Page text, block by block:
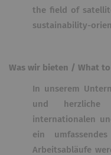
the field of
sustainability-
Was wir bieten / What
In unserem
und herzliche
internationalen
ein
Arbeitsabläufe